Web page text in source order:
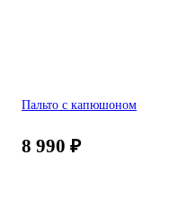
Пальто с капюшоном
8 990 ₽